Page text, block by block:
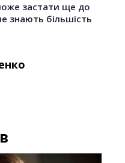
застати ще до
знають більшість